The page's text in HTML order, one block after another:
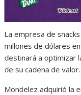
La empresa de
millones de dólares
destinará a optimizar
de su cadena de valor.
Mondelez adquirió la